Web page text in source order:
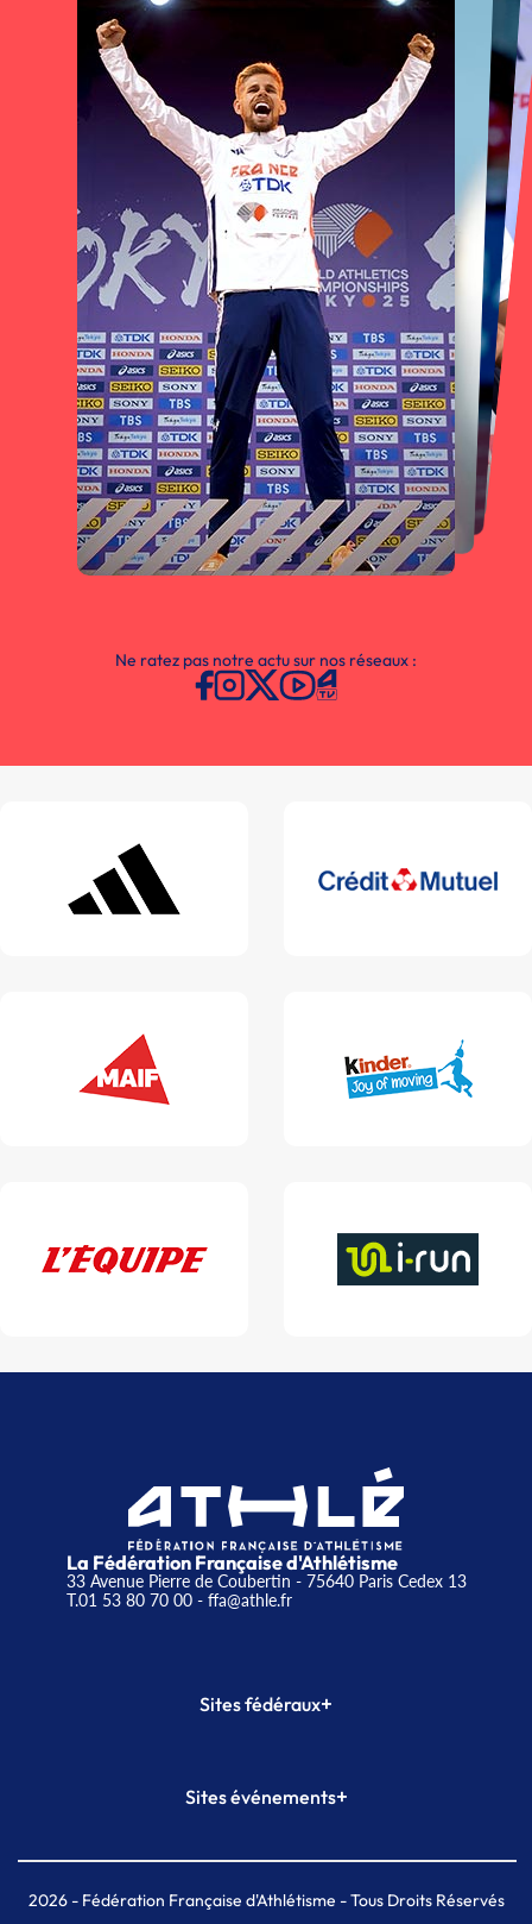
Ne ratez pas notre actu sur nos réseaux :
La Fédération Française d'Athlétisme
33 Avenue Pierre de Coubertin - 75640 Paris Cedex 13
T.01 53 80 70 00- ffa@athle.fr
Sites fédéraux+
Plateforme Formation
Sites événements+
Meeting de Paris indoor
MAIF Ekiden de Paris
2026- Fédération Française d'Athlétisme - Tous Droits Réservés